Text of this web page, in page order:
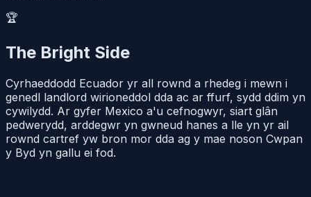
🏆
The Bright Side
Cyrhaeddodd Ecuador yr all rownd a rhedeg i mewn i
genedl landlord wirioneddol dda ac ar ffurf, sydd ddim yn
cywilydd. Ar gyfer Mexico a'u cefnogwyr, siart glân
pedwerydd, arddegwr yn gwneud hanes a lle yn yr ail
rownd cartref yw bron mor dda ag y mae noson Cwpan
y Byd yn gallu ei fod.